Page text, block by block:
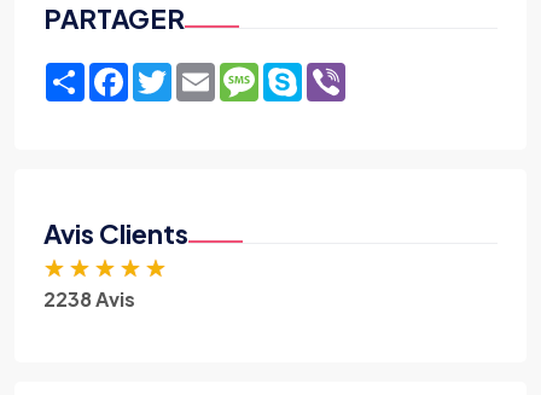
PARTAGER
ShareFacebook
TwitterEmailMessage
Skype
Avis Clients
★ ★ ★ ★ ★
2238 Avis